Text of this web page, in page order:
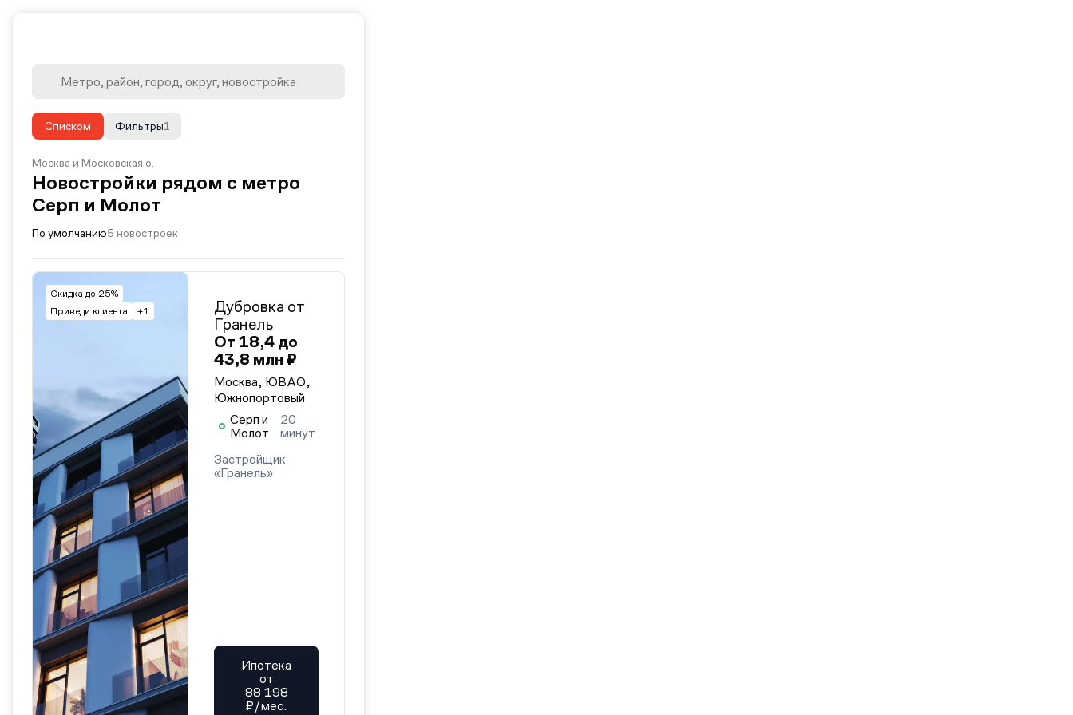
Списком 1
Фильтры
Москва и Московская о.
Новостройки рядом с метро
Серп и Молот
По умолчанию5 новостроек
Скидка до 25%
Приведи клиента
+1
Дубровка от
Гранель
От 18,4 до
43,8 млн ₽
Москва, ЮВАО,
Южнопортовый
Серп и
Молот
20
минут
Застройщик
«Гранель»
Ипотека
от
88 198
₽/мес.